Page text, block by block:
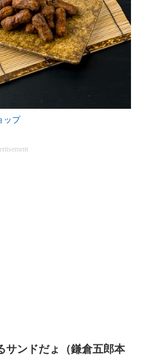
ップ
サンドだょ（鎌倉五郎本